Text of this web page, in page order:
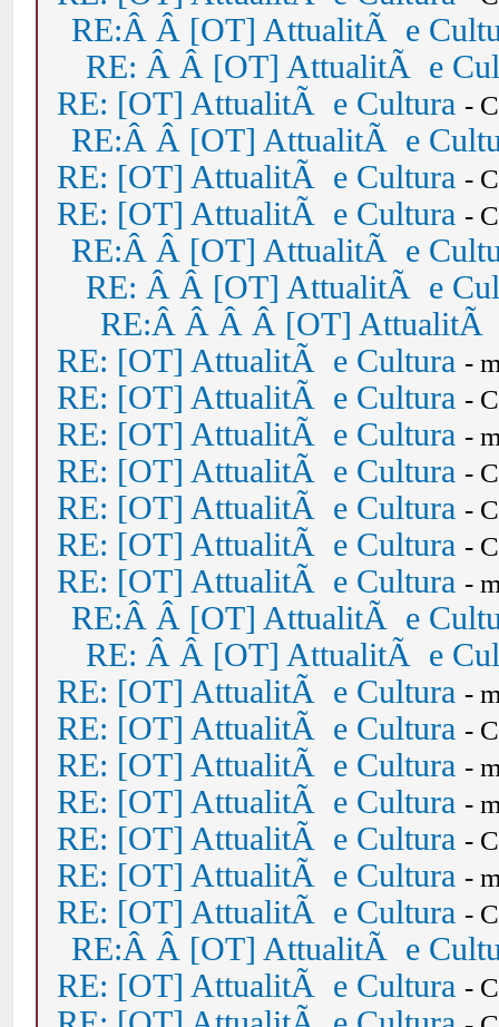
RE:Â Â [OT] AttualitÃ e
RE: Â Â [OT] AttualitÃ e
RE: [OT] AttualitÃ e Cultura -
RE:Â Â [OT] AttualitÃ e
RE: [OT] AttualitÃ e Cultura -
RE: [OT] AttualitÃ e Cultura -
RE:Â Â [OT] AttualitÃ e
RE: Â Â [OT] AttualitÃ e
RE:Â Â Â Â [OT] AttualitÃ
RE: [OT] AttualitÃ e Cultura -
RE: [OT] AttualitÃ e Cultura -
RE: [OT] AttualitÃ e Cultura -
RE: [OT] AttualitÃ e Cultura -
RE: [OT] AttualitÃ e Cultura -
RE: [OT] AttualitÃ e Cultura -
RE: [OT] AttualitÃ e Cultura -
RE:Â Â [OT] AttualitÃ e
RE: Â Â [OT] AttualitÃ e
RE: [OT] AttualitÃ e Cultura -
RE: [OT] AttualitÃ e Cultura -
RE: [OT] AttualitÃ e Cultura -
RE: [OT] AttualitÃ e Cultura -
RE: [OT] AttualitÃ e Cultura -
RE: [OT] AttualitÃ e Cultura -
RE: [OT] AttualitÃ e Cultura -
RE:Â Â [OT] AttualitÃ e
RE: [OT] AttualitÃ e Cultura -